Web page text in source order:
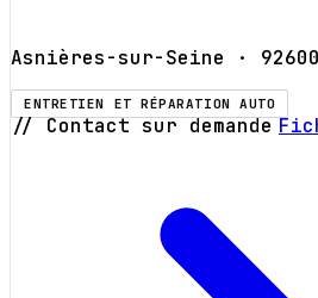
Asnières-sur-Seine · 92600
ENTRETIEN ET RÉPARATION AUTO
// Contact sur demande